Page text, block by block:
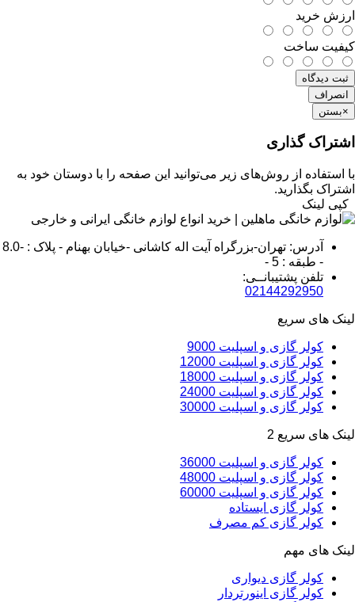
ارزش خرید
کیفیت ساخت
ثبت دیدگاه
انصراف
×بستن
اشتراک گذاری
با استفاده از روش‌های زیر می‌توانید این صفحه را با دوستان خود به
اشتراک بگذارید.
کپی لینک
آدرس: تهران-بزرگراه آیت اله کاشانی -خیابان بهنام - پلاک : -8.0
- طبقه : 5 -
تلفن پشتیبانــی:
02144292950
لینک های سریع
کولر گازی و اسپلیت 9000
کولر گازی و اسپلیت 12000
کولر گازی و اسپلیت 18000
کولر گازی و اسپلیت 24000
کولر گازی و اسپلیت 30000
لینک های سریع 2
کولر گازی و اسپلیت 36000
کولر گازی و اسپلیت 48000
کولر گازی و اسپلیت 60000
کولر گازی ایستاده
کولر گازی کم مصرف
لینک های مهم
کولر گازی دیواری
کولر گازی اینورتردار